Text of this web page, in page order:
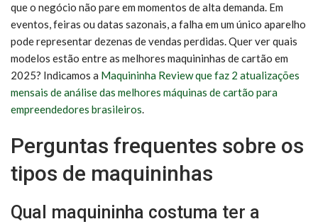
que o negócio não pare em momentos de alta demanda. Em
eventos, feiras ou datas sazonais, a falha em um único aparelho
pode representar dezenas de vendas perdidas. Quer ver quais
modelos estão entre as melhores maquininhas de cartão em
2025? Indicamos a Maquininha Review que faz 2 atualizações
mensais de análise das melhores máquinas de cartão para
empreendedores brasileiros.
Perguntas frequentes sobre os
tipos de maquininhas
Qual maquininha costuma ter a